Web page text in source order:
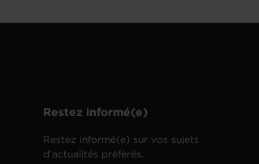
Restez informé(e)
Restez informé(e) sur vos sujets
d’actualités préférés.